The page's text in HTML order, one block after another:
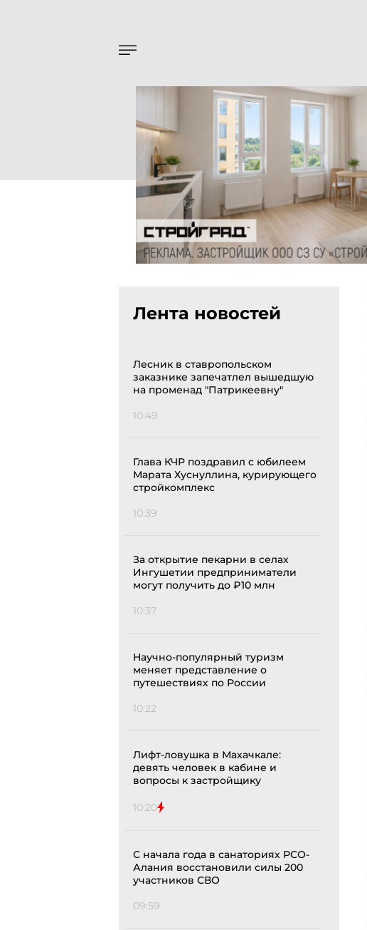
Лента новостей
Лесник в ставропольском
заказнике запечатлел вышедшую
на променад "Патрикеевну"
10:49
Глава КЧР поздравил с юбилеем
Марата Хуснуллина, курирующего
стройкомплекс
10:39
За открытие пекарни в селах
Ингушетии предприниматели
могут получить до ₽10 млн
10:37
Научно-популярный туризм
меняет представление о
путешествиях по России
10:22
Лифт-ловушка в Махачкале:
девять человек в кабине и
вопросы к застройщику
10:20
С начала года в санаториях РСО-
Алания восстановили силы 200
участников СВО
09:59